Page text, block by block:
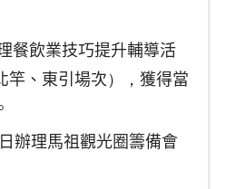
餐飲業技巧提升輔導活
竿、東引場次），獲得當
辦理馬祖觀光圈籌備會